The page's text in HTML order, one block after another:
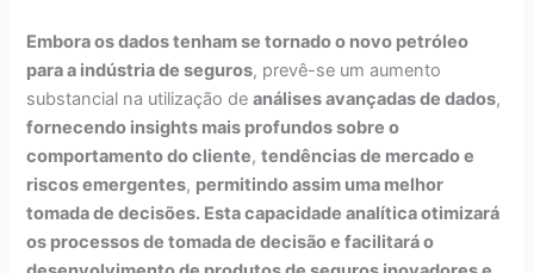
Embora os dados tenham se tornado o novo petróleo
para a indústria de seguros, prevê-se um aumento
substancial na utilização deanálises avançadas de dados,
fornecendo insights mais profundos sobre o
comportamento do cliente,tendências de mercado e
riscos emergentes, permitindo assim uma melhor
tomada de decisões. Esta capacidade analítica otimizará
os processos de tomada de decisão e facilitará o